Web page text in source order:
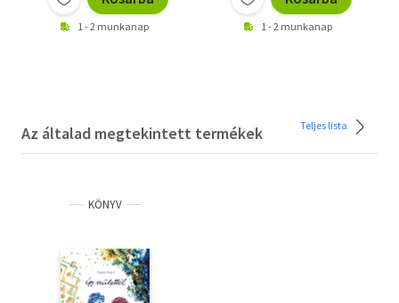
1 - 2 munkanap 1 - 2 munkanap
Az általad megtekintett termékek Teljes lista
KÖNYV